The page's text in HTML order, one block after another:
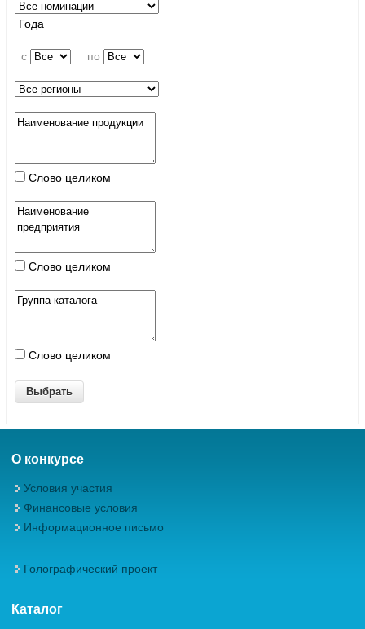
Года
c по
Слово целиком
Слово целиком
Слово целиком
О конкурсе
Условия участия
Финансовые условия
Информационное письмо
Голографический проект
Каталог